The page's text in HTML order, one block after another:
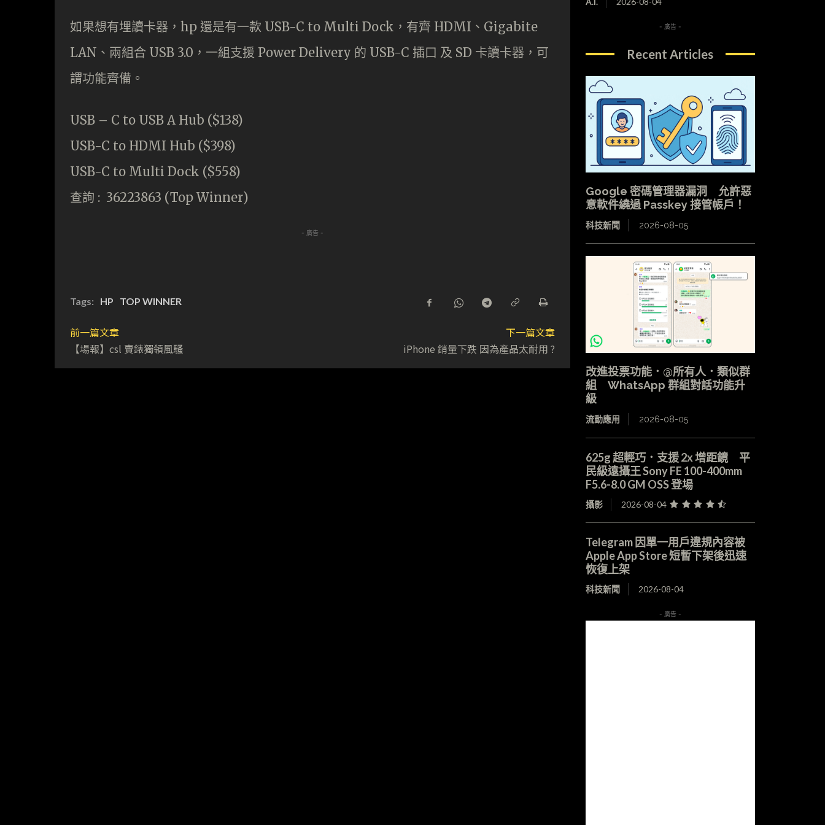
如果想有埋讀卡器，hp 還是有一款 USB-C to Multi Dock，有齊 HDMI、Gigabite
LAN、兩組合 USB 3.0，一組支援 Power Delivery 的 USB-C 插口 及 SD 卡讀卡器，可
謂功能齊備。
USB – C to USB A Hub ($138)
USB-C to HDMI Hub ($398)
USB-C to Multi Dock ($558)
查詢 : 36223863 (Top Winner)
- 廣告 -
Tags: HP TOP WINNER
前一篇文章
【場報】csl 賣錶獨領風騷
下一篇文章
iPhone 銷量下跌 因為產品太耐用 ?
- 廣告 -
Recent Articles
Google 密碼管理器漏洞 允許惡
意軟件繞過 Passkey 接管帳戶！
科技新聞 2026-08-05
改進投票功能．@所有人．類似群
組 WhatsApp 群組對話功能升
級
流動應用 2026-08-05
625g 超輕巧．支援 2x 增距鏡 平
民級遠攝王 Sony FE 100-400mm
F5.6-8.0 GM OSS 登場
攝影 2026-08-04
Telegram 因單一用戶違規內容被
Apple App Store 短暫下架後迅速
恢復上架
科技新聞 2026-08-04
- 廣告 -